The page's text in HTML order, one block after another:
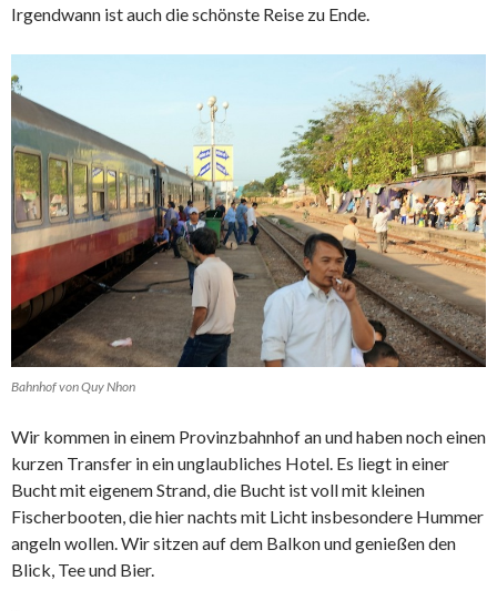
Irgendwann ist auch die schönste Reise zu Ende.
Bahnhof von Quy Nhon
Wir kommen in einem Provinzbahnhof an und haben noch einen
kurzen Transfer in ein unglaubliches Hotel. Es liegt in einer
Bucht mit eigenem Strand, die Bucht ist voll mit kleinen
Fischerbooten, die hier nachts mit Licht insbesondere Hummer
angeln wollen. Wir sitzen auf dem Balkon und genießen den
Blick, Tee und Bier.